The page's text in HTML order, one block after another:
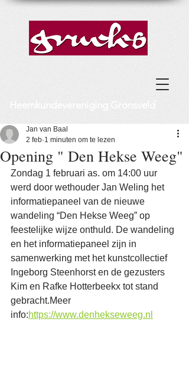
Heemkundevereniging Gronsveld
Opening " Den Hekse Weeg"
Jan van Baal
2 feb 1 minuten om te lezen
Zondag 1 februari as. om 14:00 uur
werd door wethouder Jan Weling het
informatiepaneel van de nieuwe
wandeling “Den Hekse Weeg” op
feestelijke wijze onthuld. De wandeling
en het informatiepaneel zijn in
samenwerking met het kunstcollectief
Ingeborg Steenhorst en de gezusters
Kim en Rafke Hotterbeekx tot stand
gebracht.Meer
info:https://www.denhekseweeg.nl